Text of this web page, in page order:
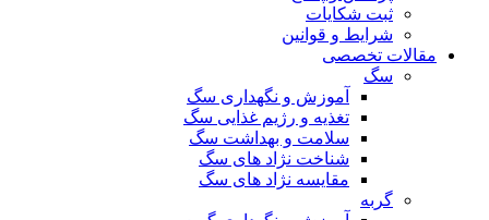
ثبت شکایات
شرایط و قوانین
مقالات تخصصی
سگ
آموزش و نگهداری سگ
تغذیه و رژیم غذایی سگ
سلامت و بهداشت سگ
شناخت نژاد های سگ
مقایسه نژاد های سگ
گربه